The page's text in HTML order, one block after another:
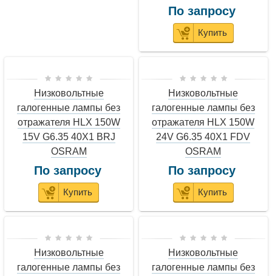
По запросу
Купить
Низковольтные
галогенные лампы без
отражателя HLX 150W
15V G6.35 40X1 BRJ
OSRAM
По запросу
Купить
Низковольтные
галогенные лампы без
отражателя HLX 150W
24V G6.35 40X1 FDV
OSRAM
По запросу
Купить
Низковольтные
галогенные лампы без
Низковольтные
галогенные лампы без